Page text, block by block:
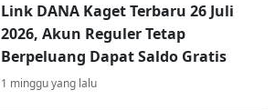
Link DANA Kaget Terbaru 26 Juli
2026, Akun Reguler Tetap
Berpeluang Dapat Saldo Gratis
1 minggu yang lalu